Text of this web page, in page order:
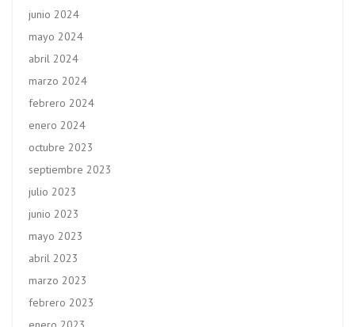
junio 2024
mayo 2024
abril 2024
marzo 2024
febrero 2024
enero 2024
octubre 2023
septiembre 2023
julio 2023
junio 2023
mayo 2023
abril 2023
marzo 2023
febrero 2023